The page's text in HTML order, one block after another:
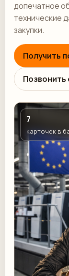
допечатное
технические
закупки.
Получить
Позвонить
7
карточек в